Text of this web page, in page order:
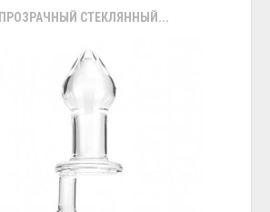
ПРОЗРАЧНЫЙ СТЕКЛЯННЫЙ...